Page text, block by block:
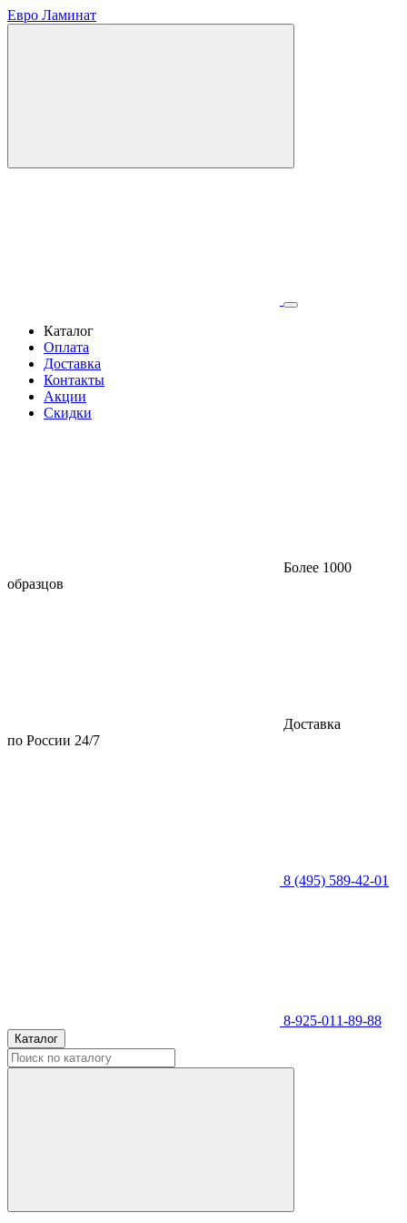
Евро Ламинат
Каталог
Оплата
Доставка
Контакты
Акции
Скидки
Более 1000
образцов
Доставка
по России 24/7
8 (495) 589-42-01
8-925-011-89-88
Каталог